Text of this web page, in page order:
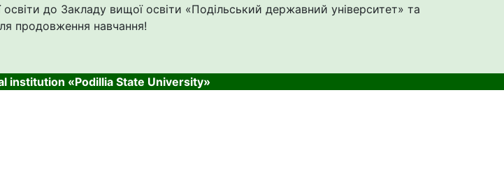
до Закладу вищої освіти «Подільський державний університет» та
продовження навчання!
institution «Podillia State University»